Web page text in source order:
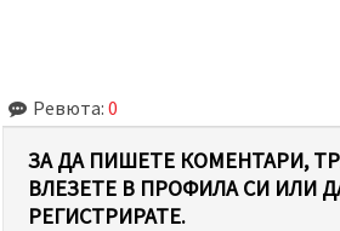
Ревюта: 0
ЗА ДА ПИШЕТЕ КОМЕНТАРИ,
ВЛЕЗЕТЕ В ПРОФИЛА СИ ИЛИ
РЕГИСТРИРАТЕ.